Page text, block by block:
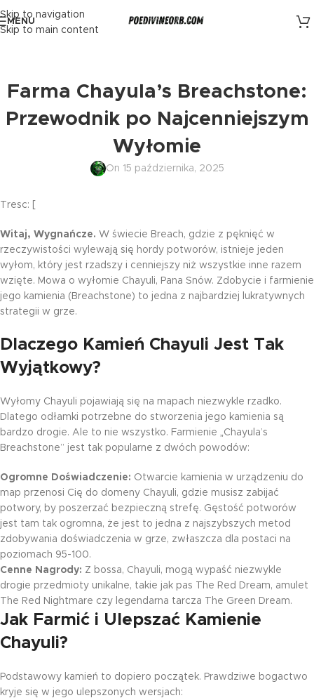
Skip to navigation
Skip to main content
MENU
Farma Chayula’s Breachstone:
Przewodnik po Najcenniejszym
Wyłomie
On 15 października, 2025
Tresc: [
Witaj, Wygnańcze. W świecie Breach, gdzie z pęknięć w
rzeczywistości wylewają się hordy potworów, istnieje jeden
wyłom, który jest rzadszy i cenniejszy niż wszystkie inne razem
wzięte. Mowa o wyłomie Chayuli, Pana Snów. Zdobycie i farmienie
jego kamienia (Breachstone) to jedna z najbardziej lukratywnych
strategii w grze.
Dlaczego Kamień Chayuli Jest Tak
Wyjątkowy?
Wyłomy Chayuli pojawiają się na mapach niezwykle rzadko.
Dlatego odłamki potrzebne do stworzenia jego kamienia są
bardzo drogie. Ale to nie wszystko. Farmienie „Chayula’s
Breachstone” jest tak popularne z dwóch powodów:
Ogromne Doświadczenie: Otwarcie kamienia w urządzeniu do
map przenosi Cię do domeny Chayuli, gdzie musisz zabijać
potwory, by poszerzać bezpieczną strefę. Gęstość potworów
jest tam tak ogromna, że jest to jedna z najszybszych metod
zdobywania doświadczenia w grze, zwłaszcza dla postaci na
poziomach 95-100.
Cenne Nagrody: Z bossa, Chayuli, mogą wypaść niezwykle
drogie przedmioty unikalne, takie jak pas The Red Dream, amulet
The Red Nightmare czy legendarna tarcza The Green Dream.
Jak Farmić i Ulepszać Kamienie
Chayuli?
Podstawowy kamień to dopiero początek. Prawdziwe bogactwo
kryje się w jego ulepszonych wersjach: